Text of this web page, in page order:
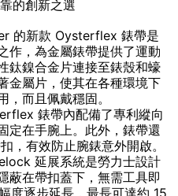
的創新之選
的新款 Oysterflex 錶帶是
作，為金屬錶帶提供了運動
鈦鎳合金片連接至錶殼和蠔
金屬片，使其在各種環境下
而且佩戴穩固。
錶帶內配備了專利縱向
定在手腕上。此外，錶帶還
，有效防止腕錶意外開啟。
延展系統是勞力士設計
蔽在帶扣蓋下，無需工具即